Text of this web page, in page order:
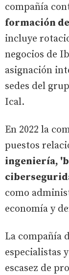
compañía
formación
incluye
negocios de
asignación
sedes del
Ical.
En 2022 la
puestos
ingeniería,
como
economía y
La compañía
especialistas
escasez de